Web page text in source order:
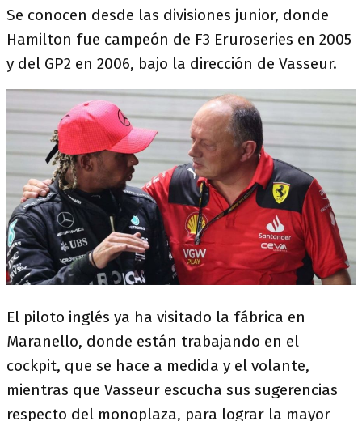
Se conocen desde las divisiones junior, donde
Hamilton fue campeón de F3 Eruroseries en 2005
y del GP2 en 2006, bajo la dirección de Vasseur.
El piloto inglés ya ha visitado la fábrica en
Maranello, donde están trabajando en el
cockpit, que se hace a medida y el volante,
mientras que Vasseur escucha sus sugerencias
respecto del monoplaza, para lograr la mayor